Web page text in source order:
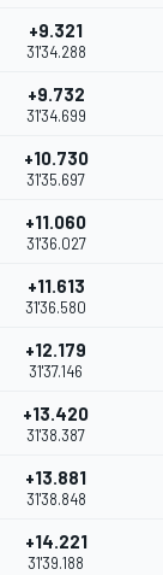
+9.321
31'34.288
+9.732
31'34.699
+10.730
31'35.697
+11.060
31'36.027
+11.613
31'36.580
+12.179
31'37.146
+13.420
31'38.387
+13.881
31'38.848
+14.221
31'39.188